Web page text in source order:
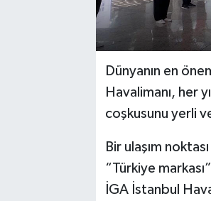
Dünyanın en
Havalimanı, her
coşkusunu yerli
Bir ulaşım
“Türkiye
İGA İstanbul